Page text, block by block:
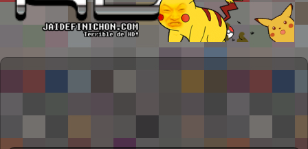
#Chilensis
#CurseadasWTF
#DankMemes
#Otacos